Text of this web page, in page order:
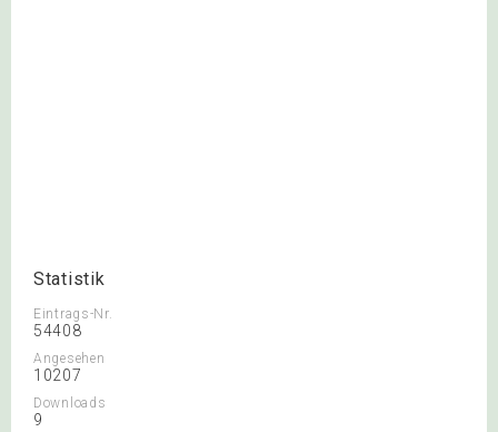
Statistik
Eintrags-Nr.
54408
Angesehen
10207
Downloads
9